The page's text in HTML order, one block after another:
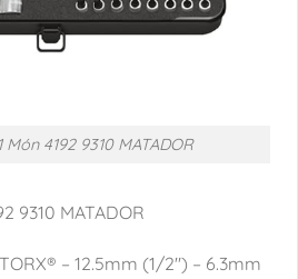
4192 9310 MATADOR
9310 MATADOR
– 12.5mm (1/2″) – 6.3mm